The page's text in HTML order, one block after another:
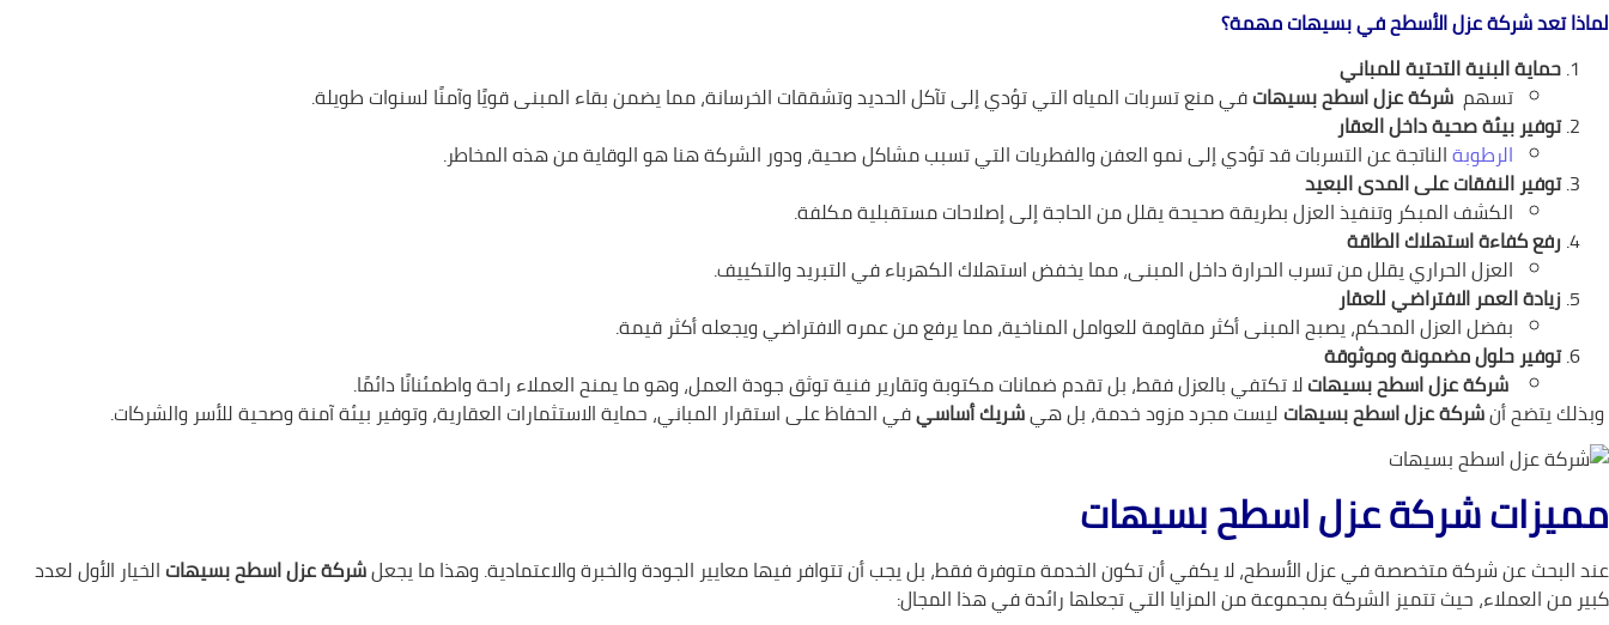
لماذا تعد شركة عزل الأسطح في بسيهات مهمة؟
حماية البنية التحتية للمباني
تسهم شركة عزل اسطح بسيهاتفي منع تسربات المياه التي تؤدي إلى تآكل الحديد وتشققات الخرسانة، مما يضمن بقاء المبنى قويًا وآمنًا لسنوات طويلة.
توفير بيئة صحية داخل العقار
الرطوبةالناتجة عن التسربات قد تؤدي إلى نمو العفن والفطريات التي تسبب مشاكل صحية، ودور الشركة هنا هو الوقاية من هذه المخاطر.
توفير النفقات على المدى البعيد
الكشف المبكر وتنفيذ العزل بطريقة صحيحة يقلل من الحاجة إلى إصلاحات مستقبلية مكلفة.
رفع كفاءة استهلاك الطاقة
العزل الحراري يقلل من تسرب الحرارة داخل المبنى، مما يخفض استهلاك الكهرباء في التبريد والتكييف.
زيادة العمر الافتراضي للعقار
بفضل العزل المحكم، يصبح المبنى أكثر مقاومة للعوامل المناخية، مما يرفع من عمره الافتراضي ويجعله أكثر قيمة.
توفير حلول مضمونة وموثوقة
شركة عزل اسطح بسيهاتلا تكتفي بالعزل فقط، بل تقدم ضمانات مكتوبة وتقارير فنية توثق جودة العمل، وهو ما يمنح العملاء راحة واطمئنانًا دائمًا.
وبذلك يتضح أنشركة عزل اسطح بسيهات ليست مجرد مزود خدمة، بل هيشريك أساسيفي الحفاظ على استقرار المباني، حماية الاستثمارات العقارية، وتوفير بيئة آمنة وصحية للأسر والشركات.
مميزات شركة عزل اسطح بسيهات
عند البحث عن شركة متخصصة في عزل الأسطح، لا يكفي أن تكون الخدمة متوفرة فقط، بل يجب أن تتوافر فيها معايير الجودة والخبرة والاعتمادية. وهذا ما يجعلشركة عزل اسطح بسيهات الخيار الأول لعدد
كبير من العملاء، حيث تتميز الشركة بمجموعة من المزايا التي تجعلها رائدة في هذا المجال: